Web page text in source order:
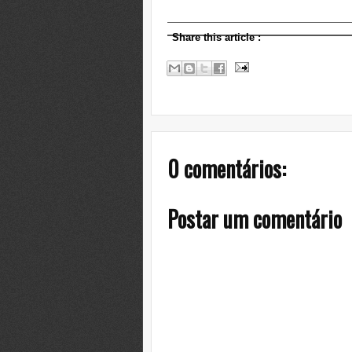
Share this article:
0 comentários:
Postar um comentário